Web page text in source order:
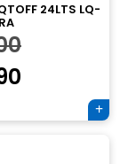
24LTS LQ-
El
original
precio